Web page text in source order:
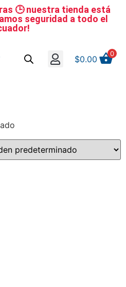
🕒 nuestra tienda está
seguridad a todo el
$0.00
0